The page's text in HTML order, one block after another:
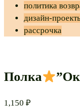
политика
дизайн-
рассрочка
Полка
1,150 ₽